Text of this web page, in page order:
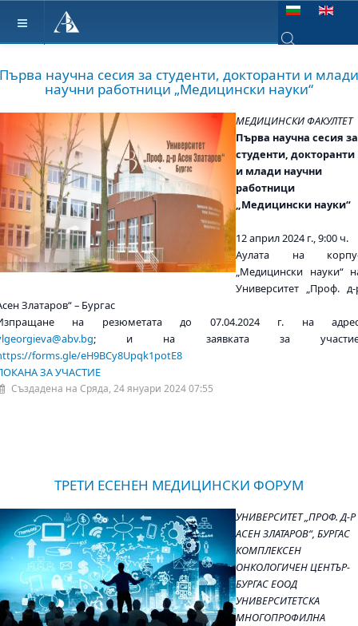
Изберете език
Първа научна сесия за студенти, докторанти и млади
научни работници „Медицински науки“
МЕДИЦИНСКИ ФАКУЛТЕТ
Първа научна сесия за
студенти, докторанти
и млади научни
работници
„Медицински науки“
12 април 2024 г., 9:00 ч.
Аулата на
„Медицински науки“
Университет „Проф.
Златаров“ – Бургас
на резюметата до 07.04.2024 г. на
; и на заявката за
forms.gle/eH9BCy8Upqk1potE8
ЗА УЧАСТИЕ
Създадена на Сряда, 24 януари 2024 07:55
ТРЕТИ ЕСЕНЕН МЕДИЦИНСКИ ФОРУМ
УНИВЕРСИТЕТ „ПРОФ. Д-Р
АСЕН ЗЛАТАРОВ“, БУРГАС
КОМПЛЕКСЕН
ОНКОЛОГИЧЕН ЦЕНТЪР-
БУРГАС ЕООД
УНИВЕРСИТЕТСКА
МНОГОПРОФИЛНА